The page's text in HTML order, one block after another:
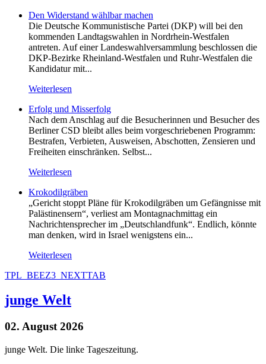
Den Widerstand wählbar machen
Die Deutsche Kommunistische Partei (DKP) will bei den
kommenden Landtagswahlen in Nordrhein-Westfalen
antreten. Auf einer Landeswahlversammlung beschlossen die
DKP-Bezirke Rheinland-Westfalen und Ruhr-Westfalen die
Kandidatur mit...
Weiterlesen
Erfolg und Misserfolg
Nach dem Anschlag auf die Besucherinnen und Besucher des
Berliner CSD bleibt alles beim vorgeschriebenen Programm:
Bestrafen, Verbieten, Ausweisen, Abschotten, Zensieren und
Freiheiten einschränken. Selbst...
Weiterlesen
Krokodilgräben
„Gericht stoppt Pläne für Krokodilgräben um Gefängnisse mit
Palästinensern“, verliest am Montagnachmittag ein
Nachrichtensprecher im „Deutschlandfunk“. Endlich, könnte
man denken, wird in Israel wenigstens ein...
Weiterlesen
TPL_BEEZ3_NEXTTAB
junge Welt
02. August 2026
junge Welt. Die linke Tageszeitung.